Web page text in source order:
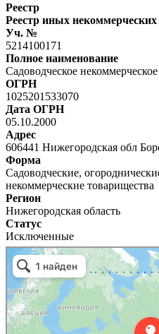
Реестр
Реестр иных некоммерческих
Уч. №
5214100171
Полное наименование
Садоводческое
ОГРН
1025201533070
Дата ОГРН
05.10.2000
Адрес
606441 Нижегородская обл
Форма
Садоводческие,
некоммерческие товарищества
Регион
Нижегородская область
Статус
Исключенные